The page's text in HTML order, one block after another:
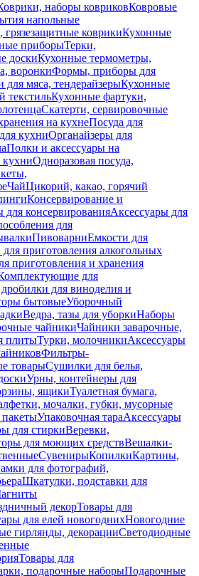
наборы ковриковКовровые
напольные
коврикиКухонные
приборыТерки,
доскиКухонные термометры,
воронкиФормы, приборы для
для мяса, тендерайзерыКухонные
текстильКухонные фартуки,
Скатерти, сервировочные
на кухнеПосуда для
кухниОрганайзеры для
Полки и аксессуары на
кухниОдноразовая посуда,
ЧайЦикорий, какао, горячий
Консервирование и
для консервированияАксессуары для
для
ПивоварниЕмкости для
приготовления алкогольных
приготовления и хранения
для
для виноделия и
бытовыеУборочный
Ведра, тазы для уборкиНаборы
чайникиЧайники заварочные,
плитыТурки, молочникиАксессуары
Фильтры-
товарыСушилки для белья,
Урны, контейнеры для
ящикиТуалетная бумага,
мочалки, губки, мусорные
Упаковочная тараАксессуары
для стиркиВеревки,
для моющих средствВешалки-
СувенирыКопилкиКартины,
для фотографий,
Шкатулки, подставки для
декорТовары для
для елей новогоднихНовогодние
гирлянды, декорацииСветодиодные
Товары для
подарочные наборыПодарочные